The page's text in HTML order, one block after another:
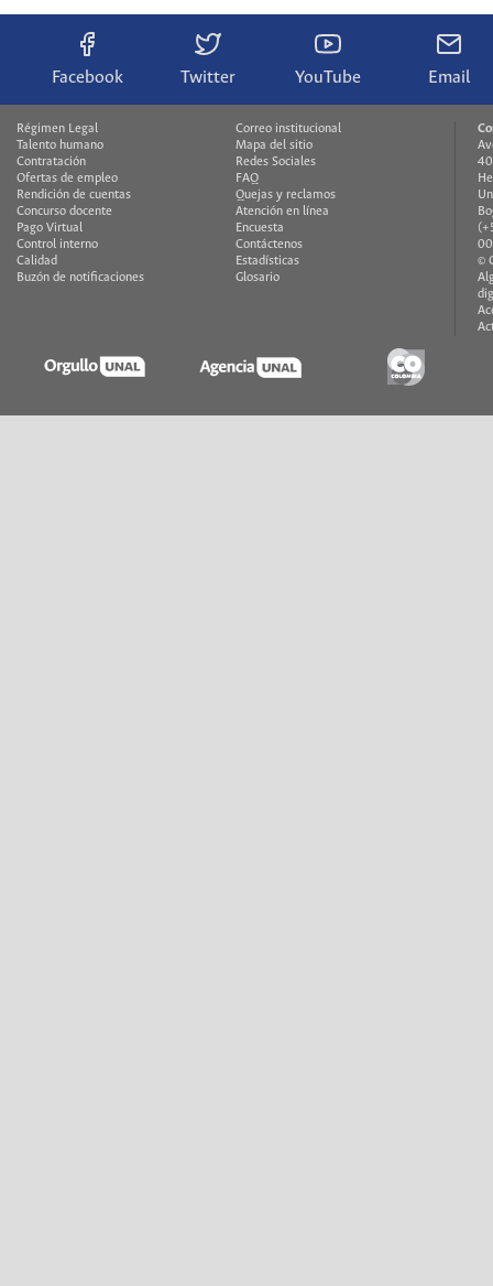
Facebook Twitter YouTube Email
Régimen Legal
Talento humano
Contratación
Ofertas de empleo
Rendición de cuentas
Concurso docente
Pago Virtual
Control interno
Calidad
Buzón de notificaciones
Correo institucional
Mapa del sitio
Redes Sociales
FAQ
Quejas y reclamos
Atención en línea
Encuesta
Contáctenos
Estadísticas
Glosario
©